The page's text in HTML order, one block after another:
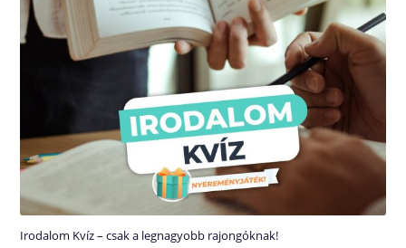
Irodalom Kvíz – csak a legnagyobb rajongóknak!